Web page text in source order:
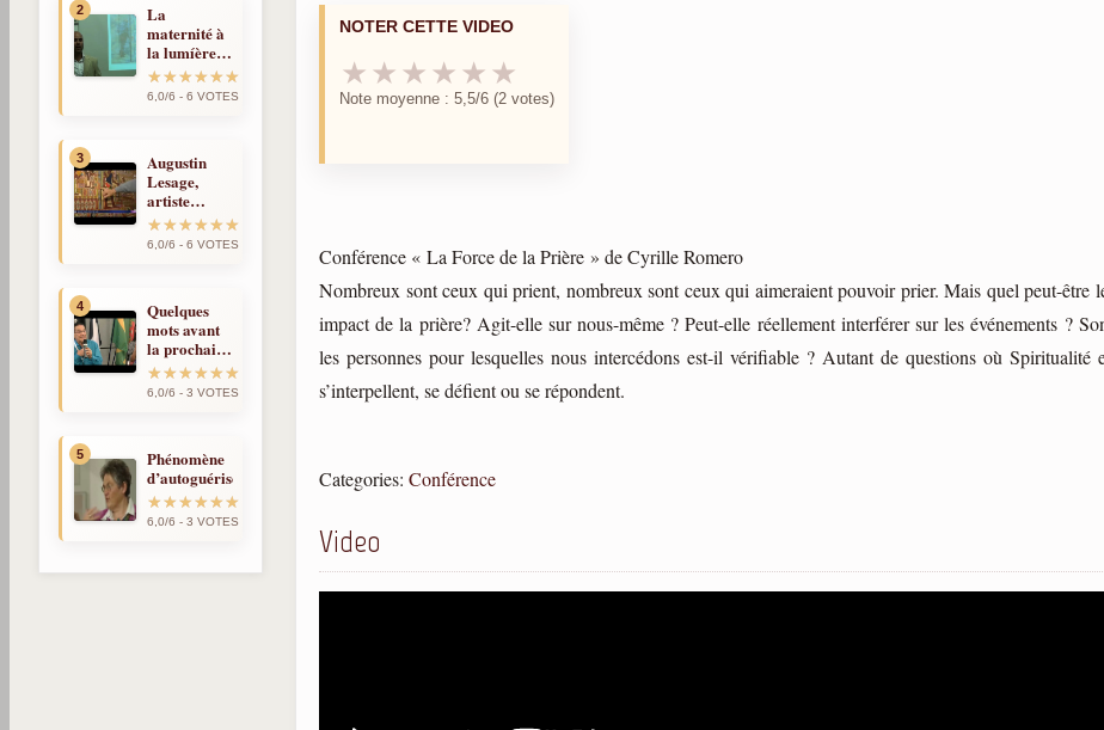
2
La
maternité à
la lumíère
de la
réincarnation
6,0/6 - 6 VOTES
3
Augustin
Lesage,
artiste
médium et
spirite
6,0/6 - 6 VOTES
4
Quelques
mots avant
la prochaine
fois
6,0/6 - 3 VOTES
5
Phénomène
d’autoguérison
6,0/6 - 3 VOTES
NOTER CETTE VIDEO
★ ★ ★ ★ ★ ★
Note moyenne : 5,5/6 (2 votes)
Conférence « La Force de la Prière » de Cyrille Romero
Nombreux sont ceux qui prient, nombreux sont ceux qui aimeraient pouvoir prier. Mais quel peut-être
impact de la prière? Agit-elle sur nous-même ? Peut-elle réellement interférer sur les événements ?
les personnes pour lesquelles nous intercédons est-il vérifiable ? Autant de questions où Spiritualité
s’interpellent, se défient ou se répondent.
Categories:Conférence
Video